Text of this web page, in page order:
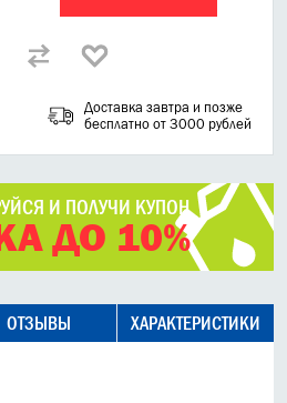
Доставка завтра и позже
бесплатно от 3000 рублей
И ПОЛУЧИ КУПОН
ДО 10%
ОТЗЫВЫ ХАРАКТЕРИСТИКИ